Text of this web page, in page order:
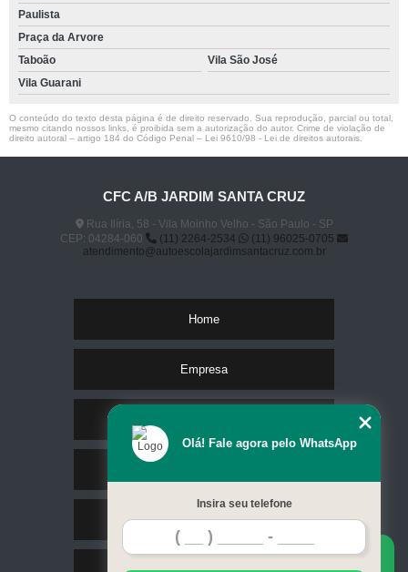
Paulista
Praça da Arvore
Taboão
Vila São José
Vila Guarani
O conteúdo do texto desta página é de direito reservado. Sua reprodução, parcial ou total,
mesmo citando nossos links, é proibida sem a autorização do autor. Crime de violação de
direito autoral – artigo 184 do Código Penal – Lei 9610/98 - Lei de direitos autorais
CFC A/B JARDIM SANTA CRUZ
Rua Ilíria, 58 - Vila Moinho Velho - São Paulo - SP
CEP: 04284-060
(11) 2264-2534
(11) 96025-0705
atendimento@autoescolajardimsantacruz.com.br
Home
Empresa
Contato
Olá! Fale agora pelo WhatsApp
Insira seu telefone